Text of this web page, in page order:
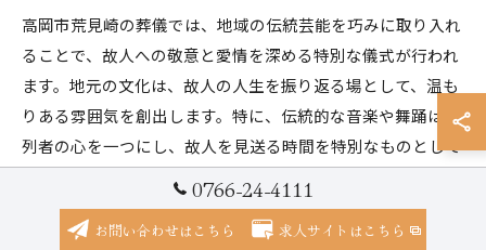
高岡市荒見崎の葬儀では、地域の伝統芸能を巧みに取り入れ
ることで、故人への敬意と愛情を深める特別な儀式が行われ
ます。地元の文化は、故人の人生を振り返る場として、温も
りある雰囲気を創出します。特に、伝統的な音楽や舞踊は参
列者の心を一つにし、故人を見送る時間を特別なものとして
います。これにより、葬儀はただの別れではなく、地域社会
の一員として故人を偲ぶ心温まるひとときとなります。
0766-24-4111
お問い合わせはこちら 求人サイトはこちら